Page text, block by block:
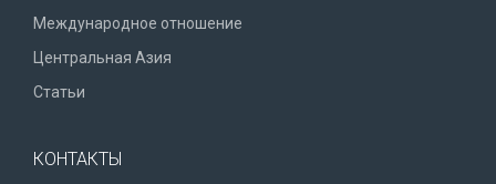
Международное отношение
Центральная Азия
Статьи
КОНТАКТЫ